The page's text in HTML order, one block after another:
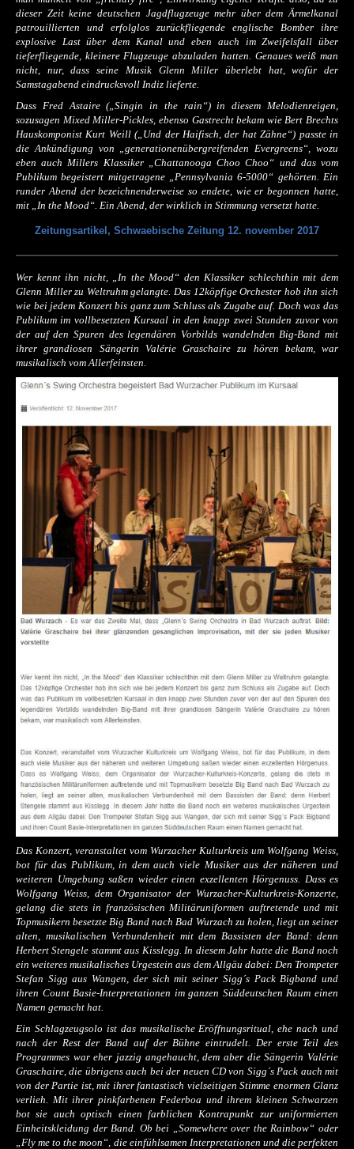
dieser Zeit keine deutschen Jagdflugzeuge mehr über dem Ärmelkanal
patrouillierten und erfolglos zurückfliegende englische Bomber ihre
explosive Last über dem Kanal und eben auch im Zweifelsfall über
tieferfliegende, kleinere Flugzeuge abzuladen hatten. Genaues weiß man
nicht, nur, dass seine Musik Glenn Miller überlebt hat, wofür der
Samstagabend eindrucksvoll Indiz lieferte.
Dass Fred Astaire („Singin in the rain“) in diesem Melodienreigen,
sozusagen Mixed Miller-Pickles, ebenso Gastrecht bekam wie Bert Brechts
Hauskomponist Kurt Weill („Und der Haifisch, der hat Zähne“) passte in
die Ankündigung von „generationenübergreifenden Evergreens“, wozu
eben auch Millers Klassiker „Chattanooga Choo Choo“ und das vom
Publikum begeistert mitgetragene „Pennsylvania 6-5000“ gehörten. Ein
runder Abend der bezeichnenderweise so endete, wie er begonnen hatte,
mit „In the Mood“. Ein Abend, der wirklich in Stimmung versetzt hatte.
Zeitungsartikel, Schwaebische Zeitung 12. november 2017
Wer kennt ihn nicht, „In the Mood“ den Klassiker schlechthin mit dem
Glenn Miller zu Weltruhm gelangte. Das 12köpfige Orchester hob ihn sich
wie bei jedem Konzert bis ganz zum Schluss als Zugabe auf. Doch was das
Publikum im vollbesetzten Kursaal in den knapp zwei Stunden zuvor von
der auf den Spuren des legendären Vorbilds wandelnden Big-Band mit
ihrer grandiosen Sängerin Valérie Graschaire zu hören bekam, war
musikalisch vom Allerfeinsten.
Das Konzert, veranstaltet vom Wurzacher Kulturkreis um Wolfgang Weiss,
bot für das Publikum, in dem auch viele Musiker aus der näheren und
weiteren Umgebung saßen wieder einen exzellenten Hörgenuss. Dass es
Wolfgang Weiss, dem Organisator der Wurzacher-Kulturkreis-Konzerte,
gelang die stets in französischen Militäruniformen auftretende und mit
Topmusikern besetzte Big Band nach Bad Wurzach zu holen, liegt an seiner
alten, musikalischen Verbundenheit mit dem Bassisten der Band: denn
Herbert Stengele stammt aus Kisslegg. In diesem Jahr hatte die Band noch
ein weiteres musikalisches Urgestein aus dem Allgäu dabei: Den Trompeter
Stefan Sigg aus Wangen, der sich mit seiner Sigg´s Pack Bigband und
ihren Count Basie-Interpretationen im ganzen Süddeutschen Raum einen
Namen gemacht hat.
Ein Schlagzeugsolo ist das musikalische Eröffnungsritual, ehe nach und
nach der Rest der Band auf der Bühne eintrudelt. Der erste Teil des
Programmes war eher jazzig angehaucht, dem aber die Sängerin Valérie
Graschaire, die übrigens auch bei der neuen CD von Sigg´s Pack auch mit
von der Partie ist, mit ihrer fantastisch vielseitigen Stimme enormen Glanz
verlieh. Mit ihrer pinkfarbenen Federboa und ihrem kleinen Schwarzen
bot sie auch optisch einen farblichen Kontrapunkt zur uniformierten
Einheitskleidung der Band. Ob bei „Somewhere over the Rainbow“ oder
„Fly me to the moon“, die einfühlsamen Interpretationen und die perfekten